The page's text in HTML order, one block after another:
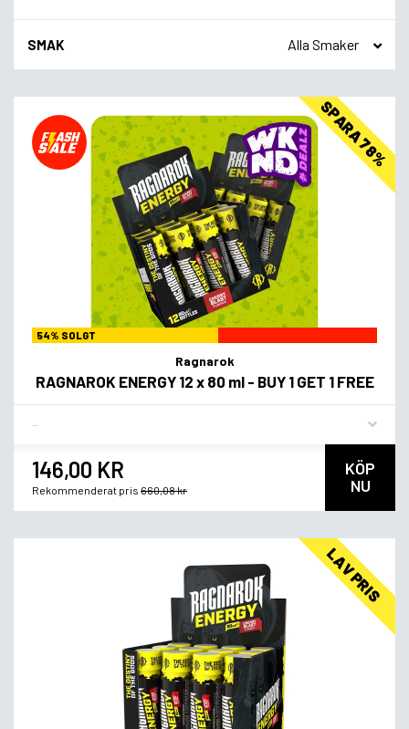
SMAK
SPARA 78%
54% SOLGT
Ragnarok
RAGNAROK ENERGY 12 x 80 ml - BUY 1 GET 1 FREE
146,00 KR
Rekommenderat pris 660,08 kr
KÖP
NU
LAV PRIS